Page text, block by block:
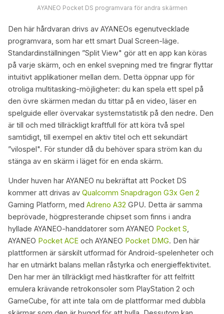
AYANEO Pocket DS programvara för andra skärmen
Den här hårdvaran drivs av AYANEOs egenutvecklade
programvara, som har ett smart Dual Screen-läge.
Standardinställningen ”Split View" gör att en app kan köras
på varje skärm, och en enkel svepning med tre fingrar flyttar
intuitivt applikationer mellan dem. Detta öppnar upp för
otroliga multitasking-möjligheter: du kan spela ett spel på
den övre skärmen medan du tittar på en video, läser en
spelguide eller övervakar systemstatistik på den nedre. Den
är till och med tillräckligt kraftfull för att köra två spel
samtidigt, till exempel en aktiv titel och ett sekundärt
”vilospel". För stunder då du behöver spara ström kan du
stänga av en skärm i läget för en enda skärm.
Under huven har AYANEO nu bekräftat att Pocket DS
kommer att drivas av Qualcomm Snapdragon G3x Gen 2
Gaming Platform, med Adreno A32 GPU. Detta är samma
beprövade, högpresterande chipset som finns i andra
hyllade AYANEO-handdatorer som AYANEO Pocket S
AYANEO Pocket ACE och AYANEO Pocket DMG. Den här
plattformen är särskilt utformad för Android-spelenheter och
har en utmärkt balans mellan råstyrka och energieffektivitet.
Den har mer än tillräckligt med hästkrafter för att felfritt
emulera krävande retrokonsoler som PlayStation 2 och
GameCube, för att inte tala om de plattformar med dubbla